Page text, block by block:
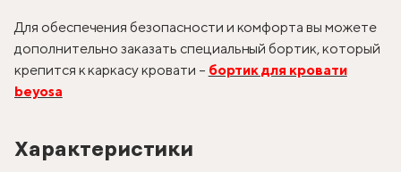
Для обеспечения безопасности и комфорта вы можете
дополнительно заказать специальный бортик, который
крепится к каркасу кровати – бортик для кровати
beyosa
Характеристики